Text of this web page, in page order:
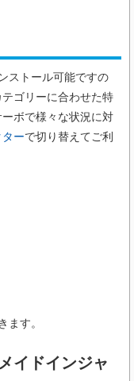
ストール可能ですの
ゴリーに合わせた特
ボで様々な状況に対
ーで切り替えてご利
ます。
イドインジャ